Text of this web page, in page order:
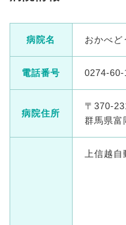
病院名 おかべど
電話番号 0274-60-
病院住所
〒370-
群馬県富
上信越